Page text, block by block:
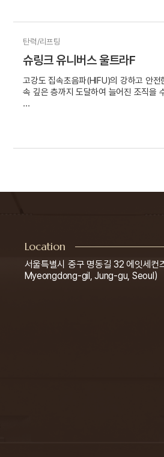
탄력/리프팅
슈링크 유니버스 울트라F
고강도 집속초음파(HIFU)의 강하고 안전
속 깊은 층까지 도달하여 늘어진 조직을
Location
서울특별시 중구 명동길 32 에잇세
Myeongdong-gil, Jung-gu, Seoul)